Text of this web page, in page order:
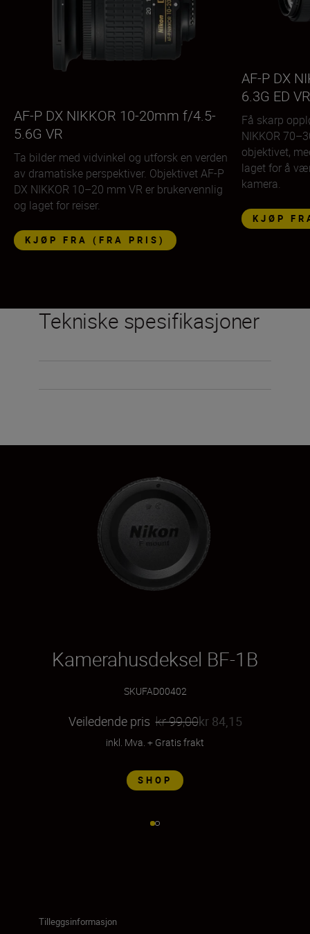
AF-P DX NIKKOR 10-20mm f/4.5-
5.6G VR
Ta bilder med vidvinkel og utforsk en verden
av dramatiske perspektiver. Objektivet AF-P
DX NIKKOR 10–20 mm VR er brukervennlig
og laget for reiser.
KJØP FRA (FRA PRIS)
AF-P DX
6.3G ED
Få skarp
NIKKOR
objektivet,
laget for å
kamera.
KJØP
Tekniske spesifikasjoner
Kamerahusdeksel BF-1B
SKUFAD00402
Veiledende pris kr 99,00kr 84,15
inkl. Mva. + Gratis frakt
SHOP
Tilleggsinformasjon